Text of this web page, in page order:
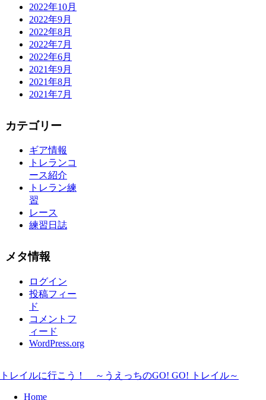
2022年10月
2022年9月
2022年8月
2022年7月
2022年6月
2021年9月
2021年8月
2021年7月
カテゴリー
ギア情報
トレランコ
ース紹介
トレラン練
習
レース
練習日誌
メタ情報
ログイン
投稿フィー
ド
コメントフ
ィード
WordPress.org
トレイルに行こう！ ～うえっちのGO! GO! トレイル～
Home